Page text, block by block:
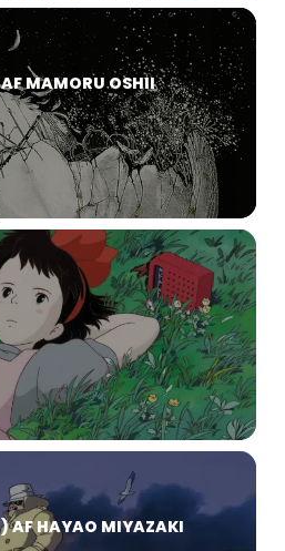
MAMORU OSHII
AF HAYAO MIYAZAKI